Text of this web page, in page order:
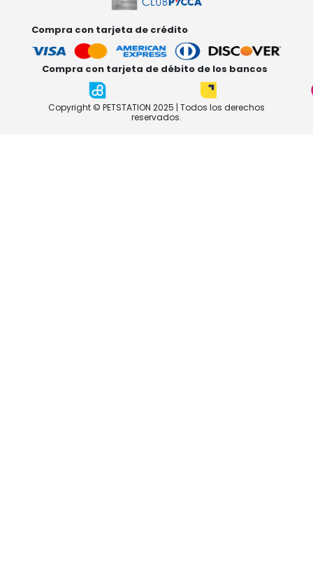
Compra con tarjeta de crédito
Compra con tarjeta de débito de los bancos
Copyright © PETSTATION 2025 | Todos los derechos
reservados.